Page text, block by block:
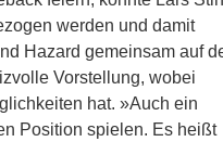
werden und damit
Hazard gemeinsam auf
Vorstellung, wobei
hat. »Auch ein
Position spielen. Es heißt